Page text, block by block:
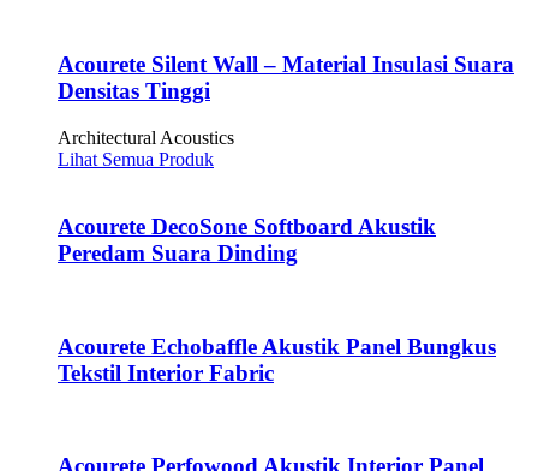
Acourete Silent Wall – Material Insulasi Suara
Densitas Tinggi
Architectural Acoustics
Lihat Semua Produk
Acourete DecoSone Softboard Akustik
Peredam Suara Dinding
Acourete Echobaffle Akustik Panel Bungkus
Tekstil Interior Fabric